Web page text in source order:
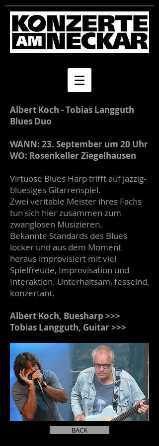
Albert Koch - Tobias Langguth
Blues Duo
WANN: 23. September um 20 Uhr
WO: Rosenkeller Ziegelhausen
Virtuose Blues Harp trifft auf jazzig-
bluesiges Gitarrenspiel.
Zwei veritable Meister ihres Fachs
tun sich hier zusammen zum
zwanglosen Musizieren.
Bekannte Standards des Blues
locker und aus dem Moment
heraus improvisiert mit viel
Spielfreude, Improvisation und
Interaktion. Unterhaltsam, fesselnd,
konzertant.
Albert Koch, Buesharp >>>
Tobias Langguth, Guitar >>>
BACK